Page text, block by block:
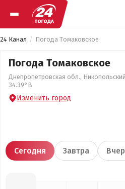
24 Канал Погода Томаковское
Погода Томаковское
Днепропетровская обл.,
34.39°В
Изменить город
Сегодня Завтра